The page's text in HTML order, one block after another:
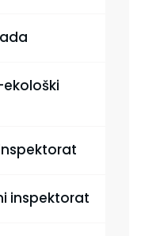
inspektorat